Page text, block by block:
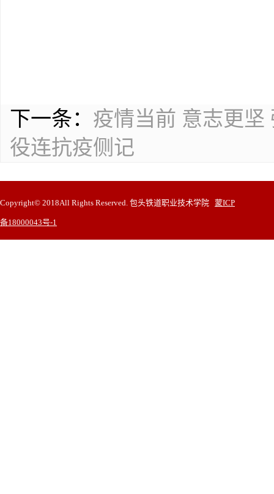
下一条： 疫情当前 意志更
役连抗疫侧记
Copyright© 2018All Rights Reserved. 包头铁道职业技术学院 蒙ICP
备18000043号-1